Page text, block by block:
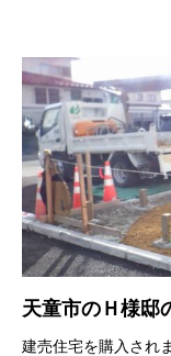
天童市のＨ様邸
建売住宅を購入され